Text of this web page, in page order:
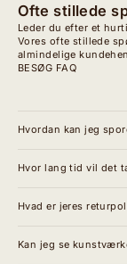
Ofte stillede
Leder du efter et
Vores ofte stillede
almindelige
BESØG FAQ
Hvordan kan jeg
Hvor lang tid vil det
Hvad er jeres
Kan jeg se